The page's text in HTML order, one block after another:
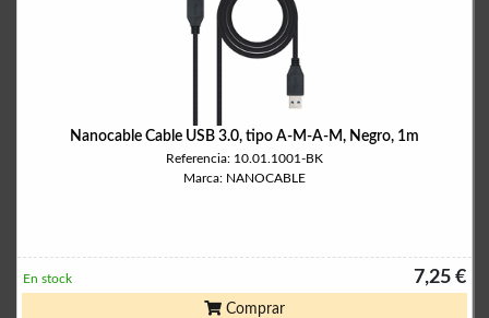
Nanocable Cable USB 3.0, tipo A-M-A-M, Negro, 1m
Referencia: 10.01.1001-BK
Marca: NANOCABLE
7,25 €
En stock
Comprar